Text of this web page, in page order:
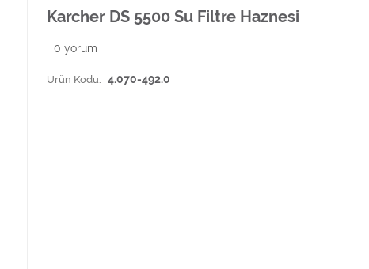
Karcher DS 5500 Su Filtre Haznesi
0 yorum
Ürün Kodu: 4.070-492.0